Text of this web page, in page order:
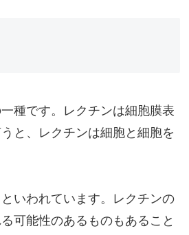
種です。レクチンは細胞膜表
と、レクチンは細胞と細胞を
いわれています。レクチンの
可能性のあるものもあること